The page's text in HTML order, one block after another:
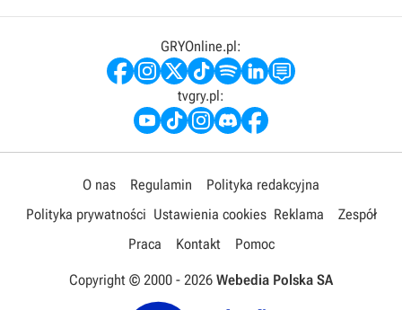
GRYOnline.pl:
tvgry.pl:
O nas Regulamin
Polityka redakcyjna
Polityka prywatności Ustawienia cookies Reklama
Zespół
Praca
Kontakt Pomoc
Copyright © 2000 - 2026 Webedia Polska SA